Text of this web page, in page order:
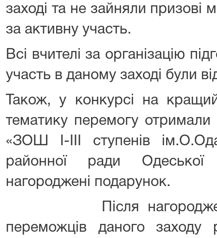
заході та не зайняли призові
за активну участь.
Всі вчителі за організацію
участь в даному заході були
Також, у конкурсі на
тематику перемогу отримали
«ЗОШ І-ІІІ ступенів
районної ради
нагороджені подарунок.
Після нагородження
переможців даного заходу